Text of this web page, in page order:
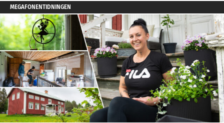
MEGAFONENTIDNINGEN